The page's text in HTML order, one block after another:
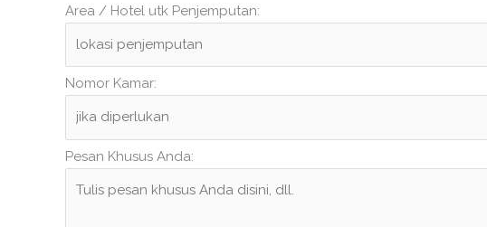
Area / Hotel utk Penjemputan:
Nomor Kamar:
Pesan Khusus Anda: